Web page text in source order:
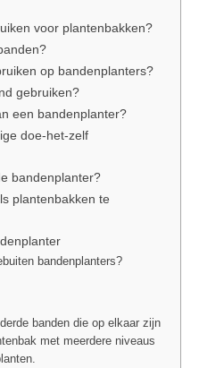
voor plantenbakken?
op bandenplanters?
gebruiken?
een bandenplanter?
doe-het-zelf
bandenplanter?
plantenbakken te
bandenplanters?
banden die op elkaar zijn
met meerdere niveaus